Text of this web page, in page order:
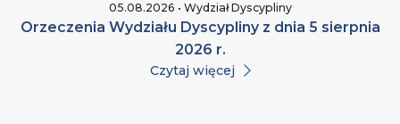
05.08.2026 • Wydział Dyscypliny
Orzeczenia Wydziału Dyscypliny z dnia 5 sierpnia
2026 r.
Czytaj więcej